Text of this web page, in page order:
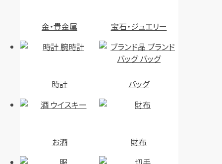
金・貴金属 宝石・ジュエリー
時計 バッグ
お酒 財布